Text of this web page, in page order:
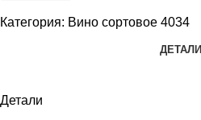
Категория: Вино сортовое 4034
ДЕТАЛИ
Детали